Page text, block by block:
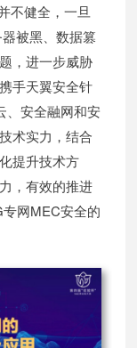
不健全，一旦
被黑、数据篡
，进一步威胁
手天翼安全针
、安全融网和安
术实力，结合
提升技术方
，有效的推进
网MEC安全的